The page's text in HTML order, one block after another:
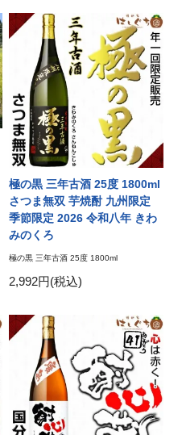
極の黒 三年古酒 25度 1800ml
さつま無双 芋焼酎 九州限定
季節限定 2026 令和八年 きわ
みのくろ
極の黒 三年古酒 25度 1800ml
2,992円(税込)